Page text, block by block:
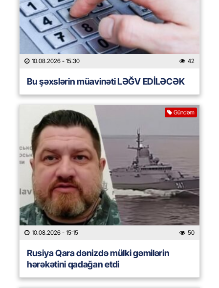
10.08.2026 - 15:30 42
Bu şəxslərin müavinəti LƏĞV EDİLƏCƏK
Gündəm
10.08.2026 - 15:15 50
Rusiya Qara dənizdə mülki gəmilərin
hərəkətini qadağan etdi